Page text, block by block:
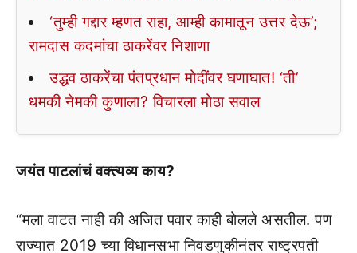
‘तुम्ही गद्दार म्हणत राहा, आम्ही कामातून उत्तर देऊ’;
रामदास कदमांचा ठाकरेंवर निशाणा
उद्धव ठाकरेंचा पंतप्रधान मोदींवर घणाघात! ‘ती’
धमकी नेमकी कुणाला? विचारला मोठा सवाल
जयंत पाटलांचं वक्त्यव्य काय?
“मला वाटत नाही की अजित पवार काही बोलले असतील. पण
राज्यात 2019 च्या विधानसभा निवडणुकीनंतर राष्ट्रपती